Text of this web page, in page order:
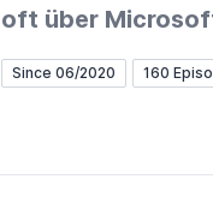
oft über
Since 06/2020 160